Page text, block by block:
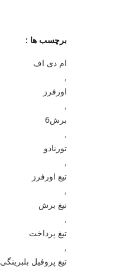
برچسب ها :
ام دی اف
,
اورفرز
,
برش6
,
تورنادو
,
تیغ اورفرز
,
تیغ برش
,
تیغ پرداخت
,
تیغ پروفیل بلبرینگی